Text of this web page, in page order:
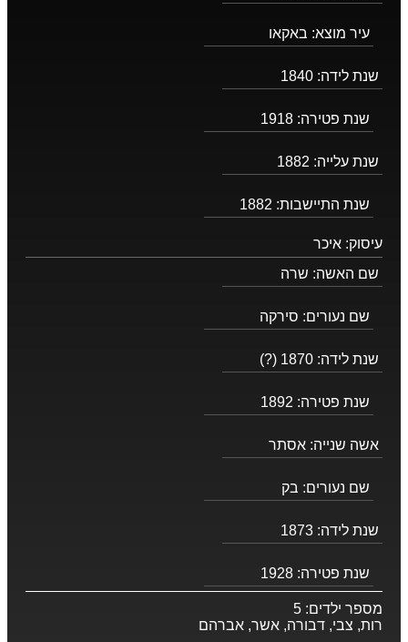
עיר מוצא: באקאו
שנת לידה: 1840
שנת פטירה: 1918
שנת עלייה: 1882
שנת התיישבות: 1882
עיסוק: איכר
שם האשה: שרה
שם נעורים: סירקה
שנת לידה: 1870 (?)
שנת פטירה: 1892
אשה שנייה: אסתר
שם נעורים: בק
שנת לידה: 1873
שנת פטירה: 1928
מספר ילדים: 5
רות, צבי, דבורה, אשר, אברהם